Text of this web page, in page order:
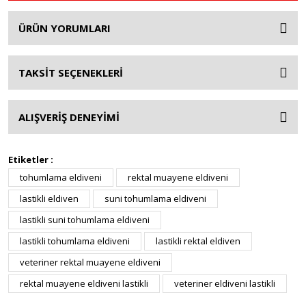
ÜRÜN YORUMLARI
TAKSİT SEÇENEKLERİ
ALIŞVERİŞ DENEYİMİ
Etiketler :
tohumlama eldiveni
rektal muayene eldiveni
lastikli eldiven
suni tohumlama eldiveni
lastikli suni tohumlama eldiveni
lastikli tohumlama eldiveni
lastikli rektal eldiven
veteriner rektal muayene eldiveni
rektal muayene eldiveni lastikli
veteriner eldiveni lastikli